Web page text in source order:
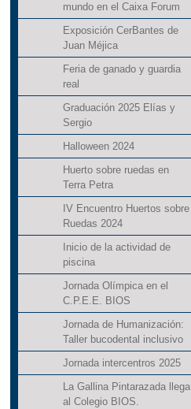
mundo en el Caixa Forum
Exposición CerBantes de
Juan Méjica
Feria de ganado y guardia
real
Graduación 2025 Elías y
Sergio
Halloween 2024
Huerto sobre ruedas en
Terra Petra
IV Encuentro Huertos sobre
Ruedas 2024
Inicio de la actividad de
piscina
Jornada Olímpica en el
C.P.E.E. BIOS
Jornada de Humanización:
Taller bucodental inclusivo
Jornada intercentros 2025
La Gallina Pintarazada llega
al Colegio BIOS.